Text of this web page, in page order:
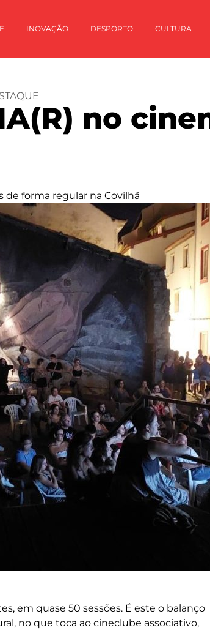
INOVAÇÃO DESPORTO CULTURA
no
de forma regular na Covilhã
em quase 50 sessões. É este o balanço
no que toca ao cineclube associativo,